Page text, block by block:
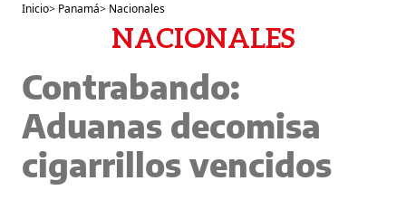
Inicio> Panamá> Nacionales
NACIONALES
Contrabando:
Aduanas decomisa
cigarrillos vencidos